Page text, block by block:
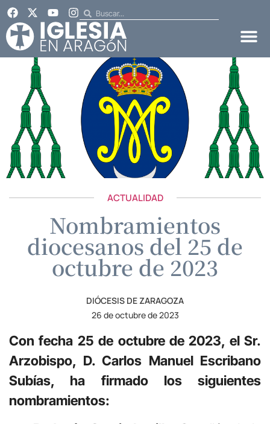
ACTUALIDAD
Nombramientos
diocesanos del 25 de
octubre de 2023
DIÓCESIS DE ZARAGOZA
26 de octubre de 2023
Con fecha 25 de octubre de 2023, el Sr.
Arzobispo, D. Carlos Manuel Escribano
Subías, ha firmado los siguientes
nombramientos: